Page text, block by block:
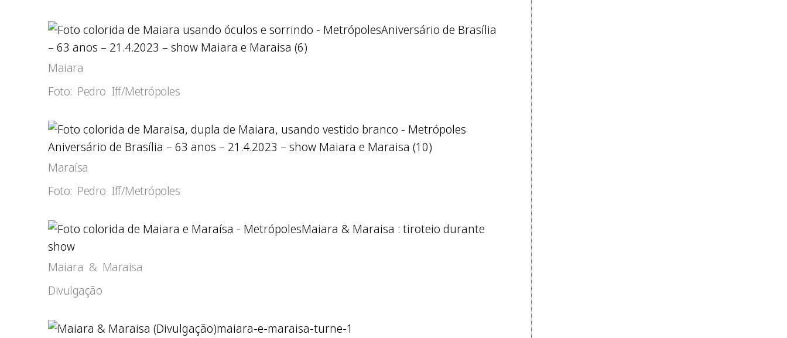
Aniversário de Brasília
– 63 anos – 21.4.2023 – show Maiara e Maraisa (6)
Maiara
Foto: Pedro Iff/Metrópoles
Aniversário de Brasília – 63 anos – 21.4.2023 – show Maiara e Maraisa (10)
Maraísa
Foto: Pedro Iff/Metrópoles
Maiara & Maraisa : tiroteio durante
show
Maiara & Maraisa
Divulgação
maiara-e-maraisa-turne-1